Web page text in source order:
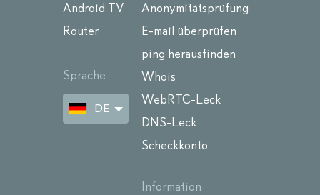
Android TV
Router
Sprache
DE
Anonymitätsprüfung
E-mail überprüfen
ping herausfinden
Whois
WebRTC-Leck
DNS-Leck
Scheckkonto
Information